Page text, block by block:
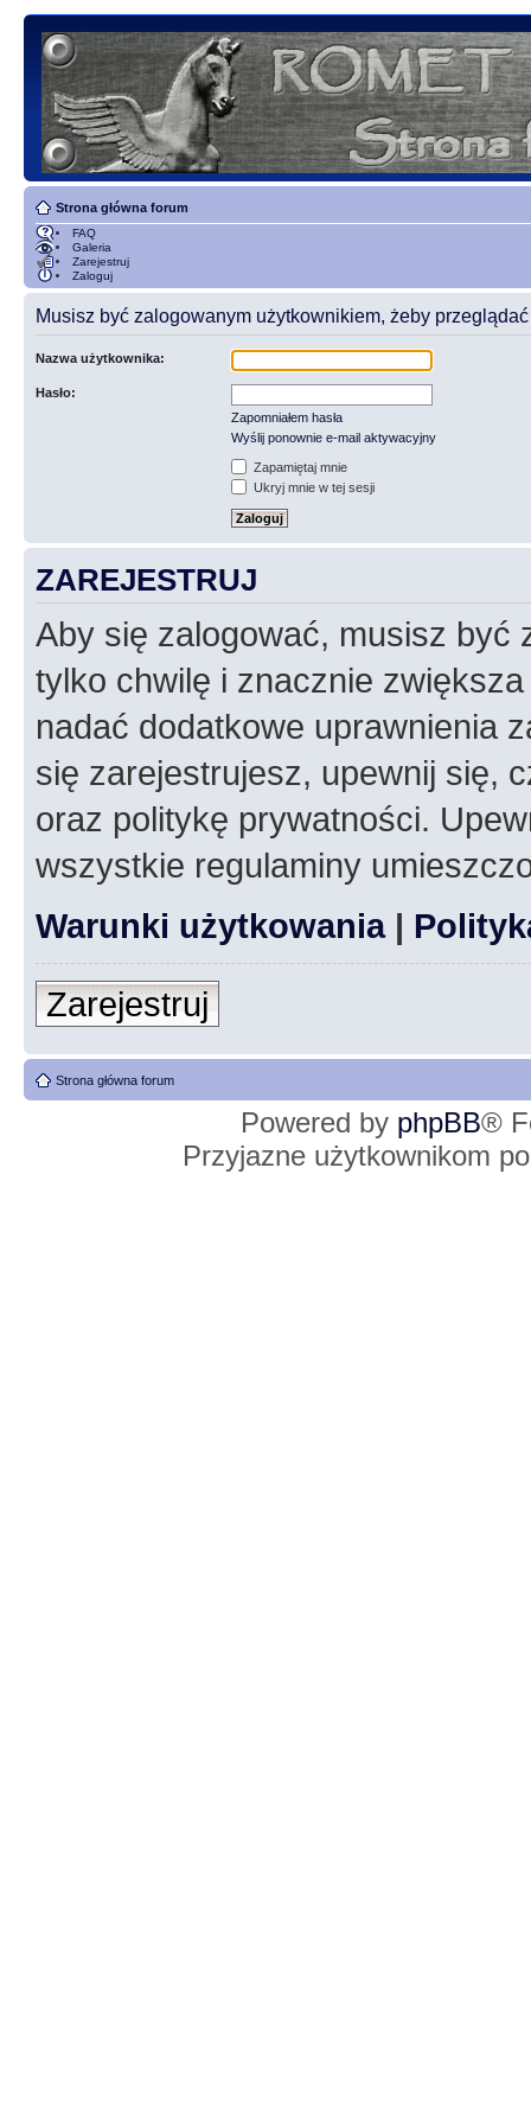
Strona główna forum
FAQ
Galeria
Zarejestruj
Zaloguj
Musisz być zalogowanym użytkownikiem, żeby przeglądać
Nazwa użytkownika:
Hasło:
Zapomniałem hasła
Wyślij ponownie e-mail aktywacyjny
Zapamiętaj mnie
Ukryj mnie w tej sesji
ZAREJESTRUJ
Aby się zalogować, musisz być
tylko chwilę i znacznie
nadać dodatkowe uprawnienia
się zarejestrujesz, upewnij się,
oraz politykę prywatności.
wszystkie regulaminy
Warunki użytkowania|
Zarejestruj
Strona główna forum
Powered by phpBB®
Przyjazne użytkownikom